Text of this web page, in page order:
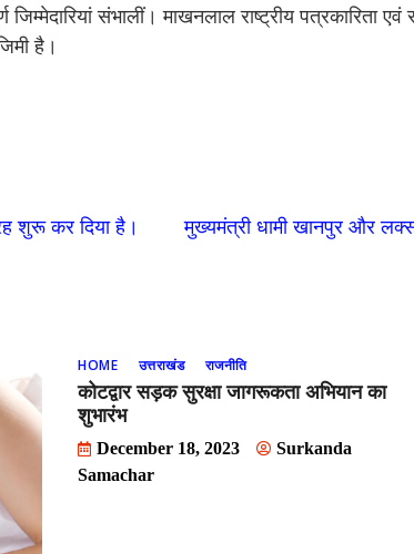
संभालीं। माखनलाल राष्ट्रीय पत्रकारिता एवं
है।
शुरू कर दिया है। मुख्यमंत्री धामी खानपुर और
HOME उत्तराखंड राजनीति
कोटद्वार सड़क सुरक्षा जागरूकता अभियान का
शुभारंभ
December 18, 2023
Surkanda
Samachar